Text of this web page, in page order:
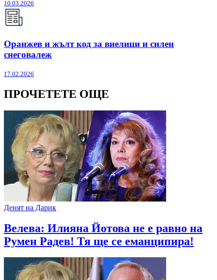
10.03.2026
Оранжев и жълт код за виелици и силен
снеговалеж
17.02.2026
ПРОЧЕТЕТЕ ОЩЕ
Денят на Дарик
Велева: Илияна Йотова не е равно на
Румен Радев! Тя ще се еманципира!